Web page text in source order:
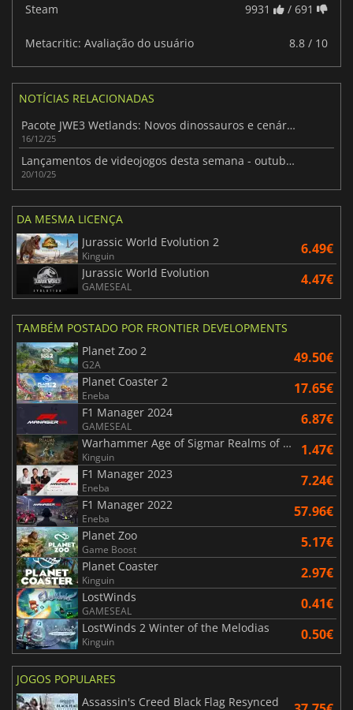
Steam 9931 / 691
Metacritic: Avaliação do usuário 8.8 / 10
NOTÍCIAS RELACIONADAS
Pacote JWE3 Wetlands: Novos dinossauros e cenários pantanosos!
16/12/25
Lançamentos de videojogos desta semana - outubro de 2025 (Semana 43)
20/10/25
DA MESMA LICENÇA
Jurassic World Evolution 2
Kinguin 6.49€
Jurassic World Evolution
GAMESEAL 4.47€
TAMBÉM POSTADO POR FRONTIER DEVELOPMENTS
Planet Zoo 2
G2A 49.50€
Planet Coaster 2
Eneba 17.65€
F1 Manager 2024
GAMESEAL 6.87€
Warhammer Age of Sigmar Realms of Ruin
Kinguin 1.47€
F1 Manager 2023
Eneba 7.24€
F1 Manager 2022
Eneba 57.96€
Planet Zoo
Game Boost 5.17€
Planet Coaster
Kinguin 2.97€
LostWinds
GAMESEAL 0.41€
LostWinds 2 Winter of the Melodias
Kinguin 0.50€
JOGOS POPULARES
Assassin's Creed Black Flag Resynced